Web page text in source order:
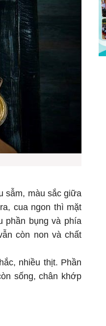
sẫm, màu sắc giữa
cua ngon thì mặt
phần bụng và phía
còn non và chất
nhiều thịt. Phần
sống, chân khớp